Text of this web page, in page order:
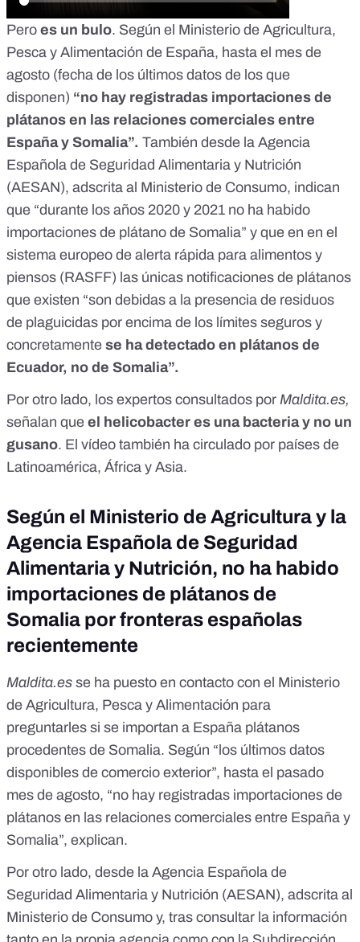
Pero es un bulo. Según el Ministerio de Agricultura,
Pesca y Alimentación de España, hasta el mes de
agosto (fecha de los últimos datos de los que
disponen) “no hay registradas importaciones de
plátanos en las relaciones comerciales entre
España y Somalia”. También desde la Agencia
Española de Seguridad Alimentaria y Nutrición
(AESAN), adscrita al Ministerio de Consumo, indican
que “durante los años 2020 y 2021 no ha habido
importaciones de plátano de Somalia” y que en en el
sistema europeo de alerta rápida para alimentos y
piensos (RASFF) las únicas notificaciones de plátanos
que existen “son debidas a la presencia de residuos
de plaguicidas por encima de los límites seguros y
concretamente se ha detectado en plátanos de
Ecuador, no de Somalia”.
Por otro lado, los expertos consultados por Maldita.es,
señalan que el helicobacter es una bacteria y no un
gusano. El vídeo también ha circulado por países de
Latinoamérica, África y Asia.
Según el Ministerio de Agricultura y la
Agencia Española de Seguridad
Alimentaria y Nutrición, no ha habido
importaciones de plátanos de
Somalia por fronteras españolas
recientemente
Maldita.es se ha puesto en contacto con el Ministerio
de Agricultura, Pesca y Alimentación para
preguntarles si se importan a España plátanos
procedentes de Somalia. Según “los últimos datos
disponibles de comercio exterior”, hasta el pasado
mes de agosto, “no hay registradas importaciones de
plátanos en las relaciones comerciales entre España y
Somalia”, explican.
Por otro lado, desde la Agencia Española de
Seguridad Alimentaria y Nutrición (AESAN), adscrita al
Ministerio de Consumo y, tras consultar la información